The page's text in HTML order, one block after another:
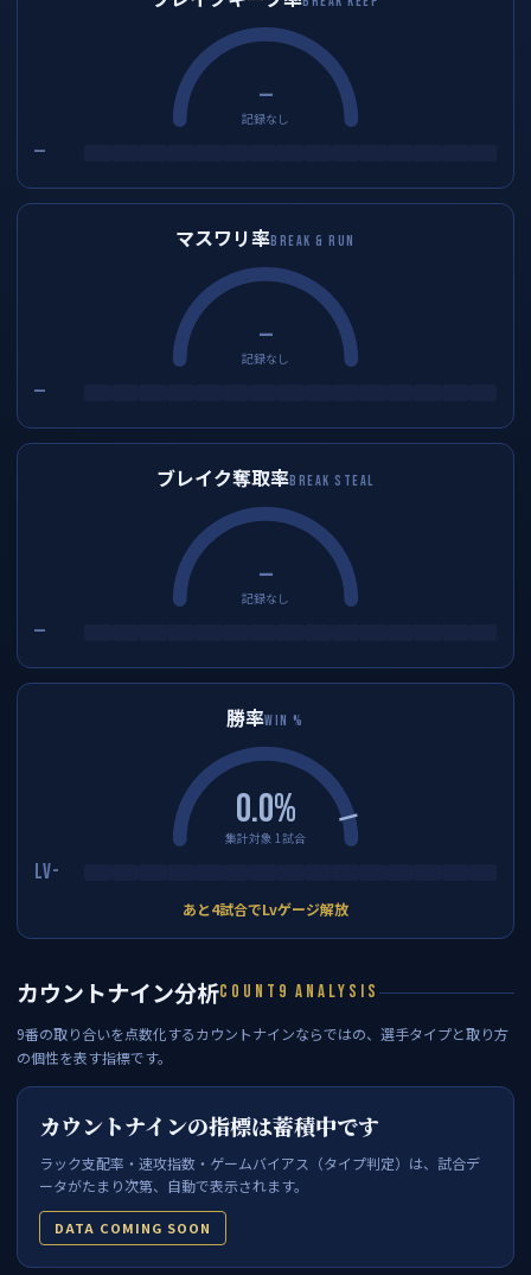
—
記録なし
—
マスワリ率BREAK & RUN
—
記録なし
—
ブレイク奪取率BREAK STEAL
—
記録なし
—
勝率WIN %
0.0%
集計対象 1試合
Lv-
あと4試合でLvゲージ解放
カウントナイン分析COUNT9 ANALYSIS
9番の取り合いを点数化するカウントナインならではの、選手タイプと取り方
の個性を表す指標です。
カウントナインの指標は蓄積中です
ラック支配率・速攻指数・ゲームバイアス（タイプ判定）は、試合デ
ータがたまり次第、自動で表示されます。
DATA COMING SOON